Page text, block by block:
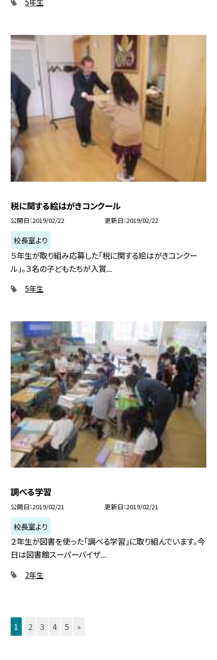
税に関する絵はがきコンクール
公開日 2019/02/22 更新日 2019/02/22
校長室より
５年生が取り組み応募した「税に関する絵はがきコンクー
ル」。３名の子どもたちが入賞...
5年生
調べる学習
公開日 2019/02/21 更新日 2019/02/21
校長室より
２年生が図書を使った「調べる学習」に取り組んでいます。今
日は図書館スーパーバイザ...
2年生
1 2 3 4 5 »